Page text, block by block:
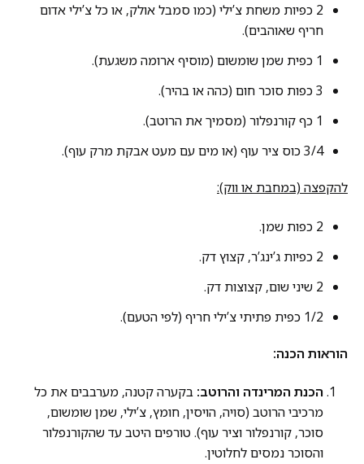
2 כפיות משחת צ’ילי (כמו סמבל אולק, או כל צ’ילי אדום
חריף שאוהבים).
1 כפית שמן שומשום (מוסיף ארומה משגעת).
3 כפות סוכר חום (כהה או בהיר).
1 כף קורנפלור (מסמיך את הרוטב).
3/4 כוס ציר עוף (או מים עם מעט אבקת מרק עוף).
להקפצה (במחבת או ווק):
2 כפות שמן.
2 כפיות ג’ינג’ר, קצוץ דק.
2 שיני שום, קצוצות דק.
1/2 כפית פתיתי צ’ילי חריף (לפי הטעם).
הוראות הכנה:
הכנת המרינדה והרוטב: בקערה קטנה, מערבבים את כל
מרכיבי הרוטב (סויה, הויסין, חומץ, צ’ילי, שמן שומשום,
סוכר, קורנפלור וציר עוף). טורפים היטב עד שהקורנפלור
והסוכר נמסים לחלוטין.